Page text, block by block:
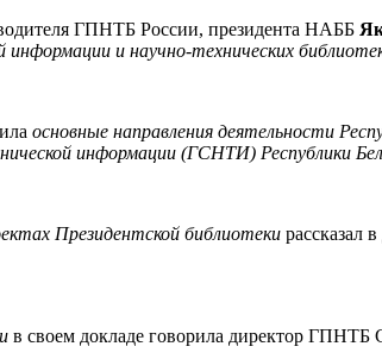
ГПНТБ России, президента НАББ
информации и научно-технических
основные направления деятельности
информации (ГСНТИ) Республики
Президентской библиотеки рассказал
в своем докладе говорила директор